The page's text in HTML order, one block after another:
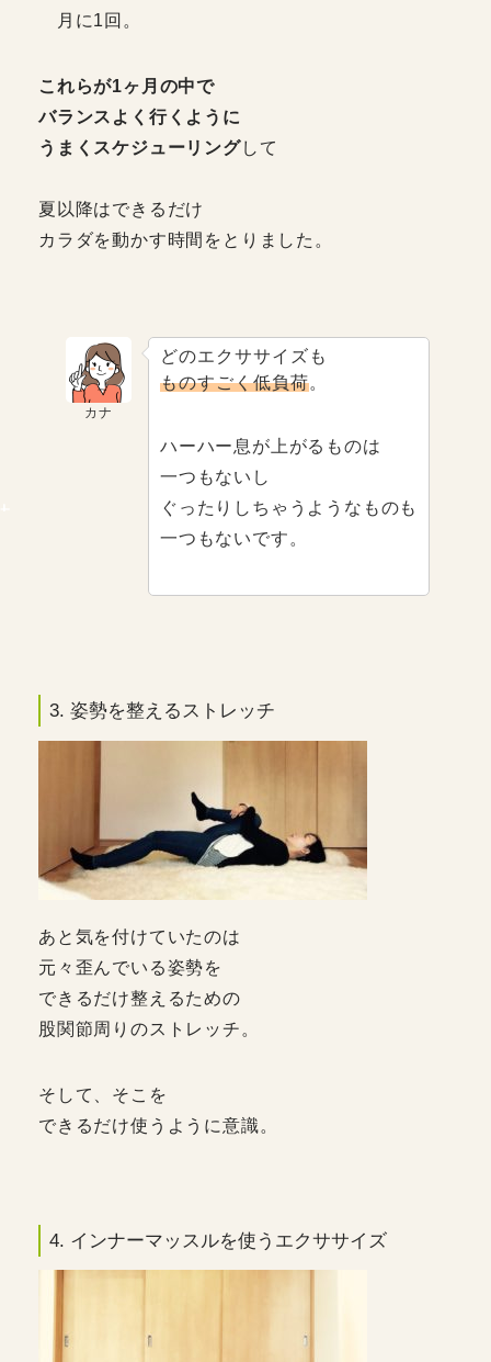
月に1回。
これらが1ヶ月の中で
バランスよく行くように
うまくスケジューリングして
夏以降はできるだけ
カラダを動かす時間をとりました。
カナ
どのエクササイズも
ものすごく低負荷。
ハーハー息が上がるものは
一つもないし
ぐったりしちゃうようなものも
一つもないです。
3. 姿勢を整えるストレッチ
あと気を付けていたのは
元々歪んでいる姿勢を
できるだけ整えるための
股関節周りのストレッチ。
そして、そこを
できるだけ使うように意識。
4. インナーマッスルを使うエクササイズ